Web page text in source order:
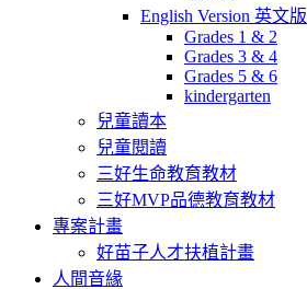
English Version 英文版
Grades 1 & 2
Grades 3 & 4
Grades 5 & 6
kindergarten
兒童讀本
兒童閱讀
三好生命教育教材
三好MVP品德教育教材
專案計畫
好苗子人才扶植計畫
人間音緣